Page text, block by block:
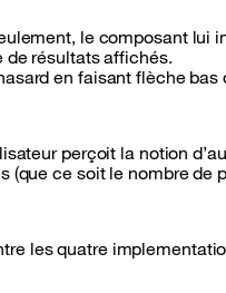
le composant lui
de résultats affichés.
en faisant flèche
perçoit la notion
ce soit le nombre de
les quatre